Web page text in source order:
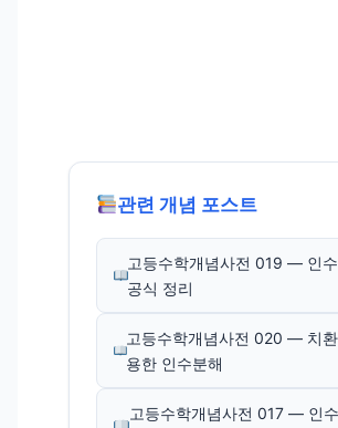
관련 개념 포스트
고등수학개념사전 019 — 인
공식 정리
고등수학개념사전 020 — 치
용한 인수분해
고등수학개념사전 017 — 인